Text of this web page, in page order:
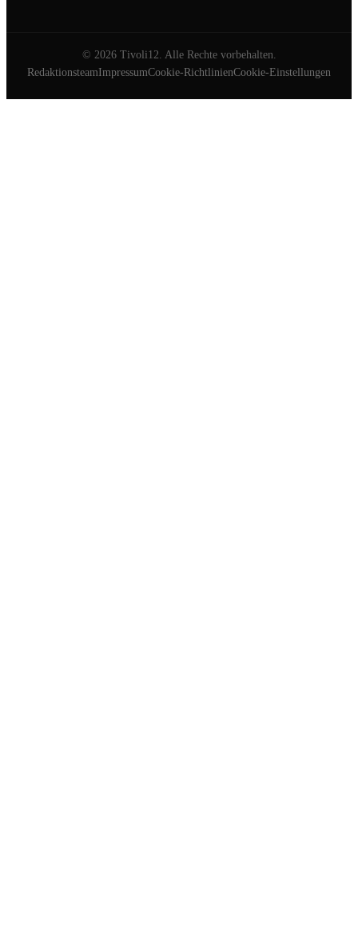
© 2026Tivoli12. Alle Rechte vorbehalten.
RedaktionsteamImpressumCookie-RichtlinienCookie-Einstellungen